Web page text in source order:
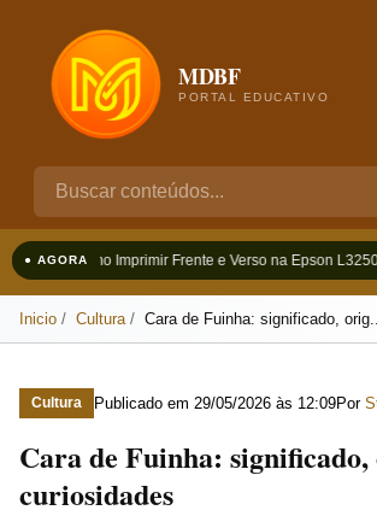
MDBF
PORTAL EDUCATIVO
● AGORAComo Imprimir Frente e Verso na Epson
Inicio Cultura Cara de Fuinha: significado,
Cultura Publicado em 29/05/2026 às 12:09Por
Cara de Fuinha:
curiosidades